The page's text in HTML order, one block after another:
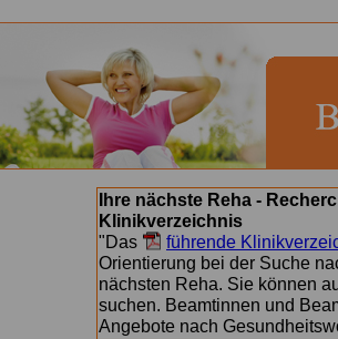
Ihre nächste Reha -
Klinikverzeichnis
"Das
führende
Orientierung bei der Suche
nächsten Reha. Sie können
suchen. Beamtinnen und
Angebote nach